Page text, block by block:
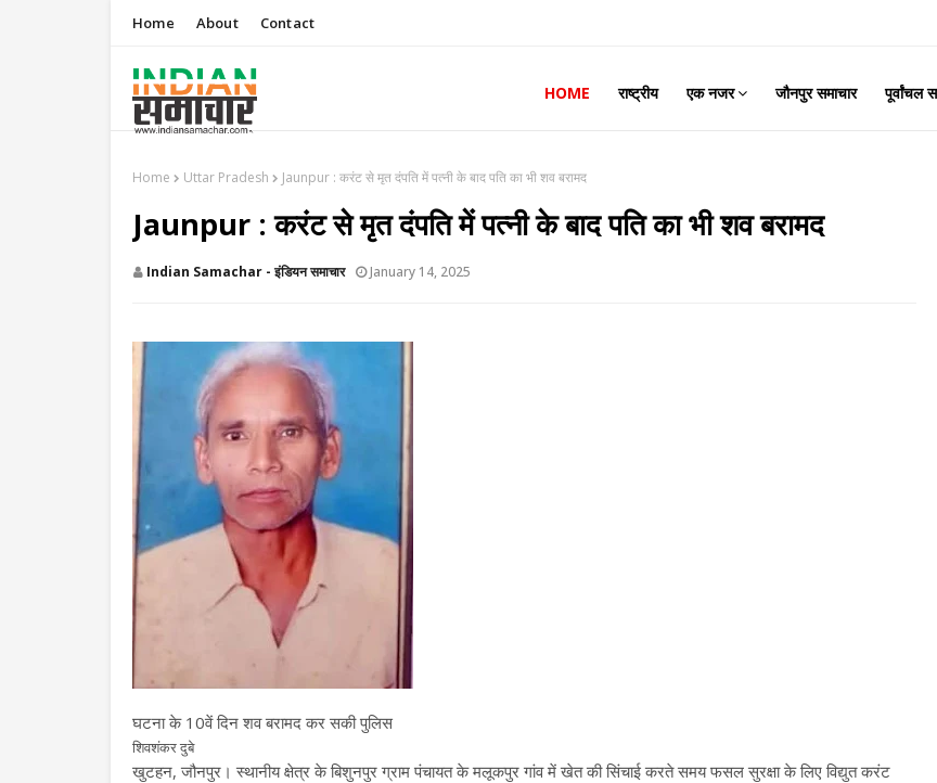
Home About Contact
HOME राष्ट्रीय एक नजर जौनपुर समाचार पूर्वांचल
Home Uttar Pradesh Jaunpur : करंट से मृत दंपति में पत्नी के बाद पति का भी शव बरामद
Jaunpur : करंट से मृत दंपति में पत्नी के बाद पति का भी शव बरामद
Indian Samachar - इंडियन समाचार January 14, 2025
घटना के 10वें दिन शव बरामद कर सकी पुलिस
शिवशंकर दुबे
खुटहन, जौनपुर। स्थानीय क्षेत्र के बिशुनपुर ग्राम पंचायत के मलूकपुर गांव में खेत की सिंचाई करते समय फसल सुरक्षा के लिए विद्युत करंट